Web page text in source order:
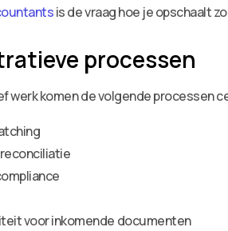
is de vraag hoe je opschaalt
processen
werk komen de volgende processen
voor inkomende documenten